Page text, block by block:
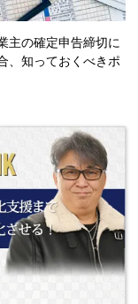
主の確定申告締切に
、知っておくべきポ